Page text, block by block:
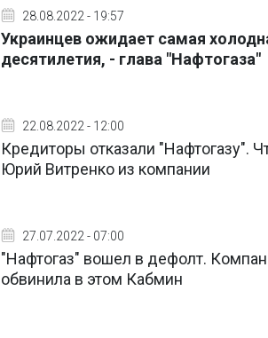
28.08.2022 - 19:57
Украинцев ожидает самая
десятилетия, - глава "Нафтогаза"
22.08.2022 - 12:00
Кредиторы отказали "Нафтогазу".
Юрий Витренко из компании
27.07.2022 - 07:00
"Нафтогаз" вошел в дефолт.
обвинила в этом Кабмин